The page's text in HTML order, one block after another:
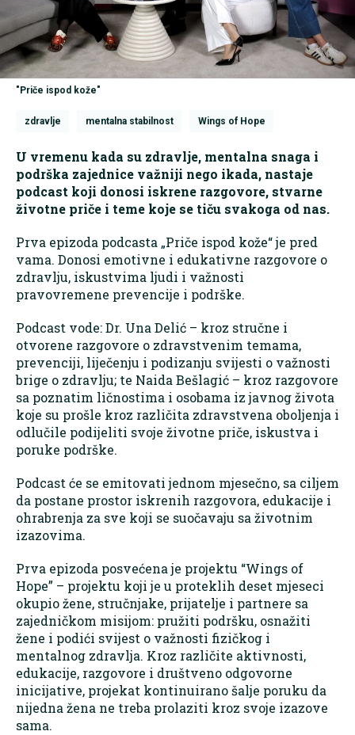
"Priče ispod kože"
zdravlje mentalna stabilnost Wings of Hope
U vremenu kada su zdravlje, mentalna snaga i
podrška zajednice važniji nego ikada, nastaje
podcast koji donosi iskrene razgovore, stvarne
životne priče i teme koje se tiču svakoga od nas.
Prva epizoda podcasta „Priče ispod kože“ je pred
vama. Donosi emotivne i edukativne razgovore o
zdravlju, iskustvima ljudi i važnosti
pravovremene prevencije i podrške.
Podcast vode: Dr. Una Delić – kroz stručne i
otvorene razgovore o zdravstvenim temama,
prevenciji, liječenju i podizanju svijesti o važnosti
brige o zdravlju; te Naida Bešlagić – kroz razgovore
sa poznatim ličnostima i osobama iz javnog života
koje su prošle kroz različita zdravstvena oboljenja i
odlučile podijeliti svoje životne priče, iskustva i
poruke podrške.
Podcast će se emitovati jednom mjesečno, sa ciljem
da postane prostor iskrenih razgovora, edukacije i
ohrabrenja za sve koji se suočavaju sa životnim
izazovima.
Prva epizoda posvećena je projektu “Wings of
Hope” – projektu koji je u proteklih deset mjeseci
okupio žene, stručnjake, prijatelje i partnere sa
zajedničkom misijom: pružiti podršku, osnažiti
žene i podići svijest o važnosti fizičkog i
mentalnog zdravlja. Kroz različite aktivnosti,
edukacije, razgovore i društveno odgovorne
inicijative, projekat kontinuirano šalje poruku da
nijedna žena ne treba prolaziti kroz svoje izazove
sama.